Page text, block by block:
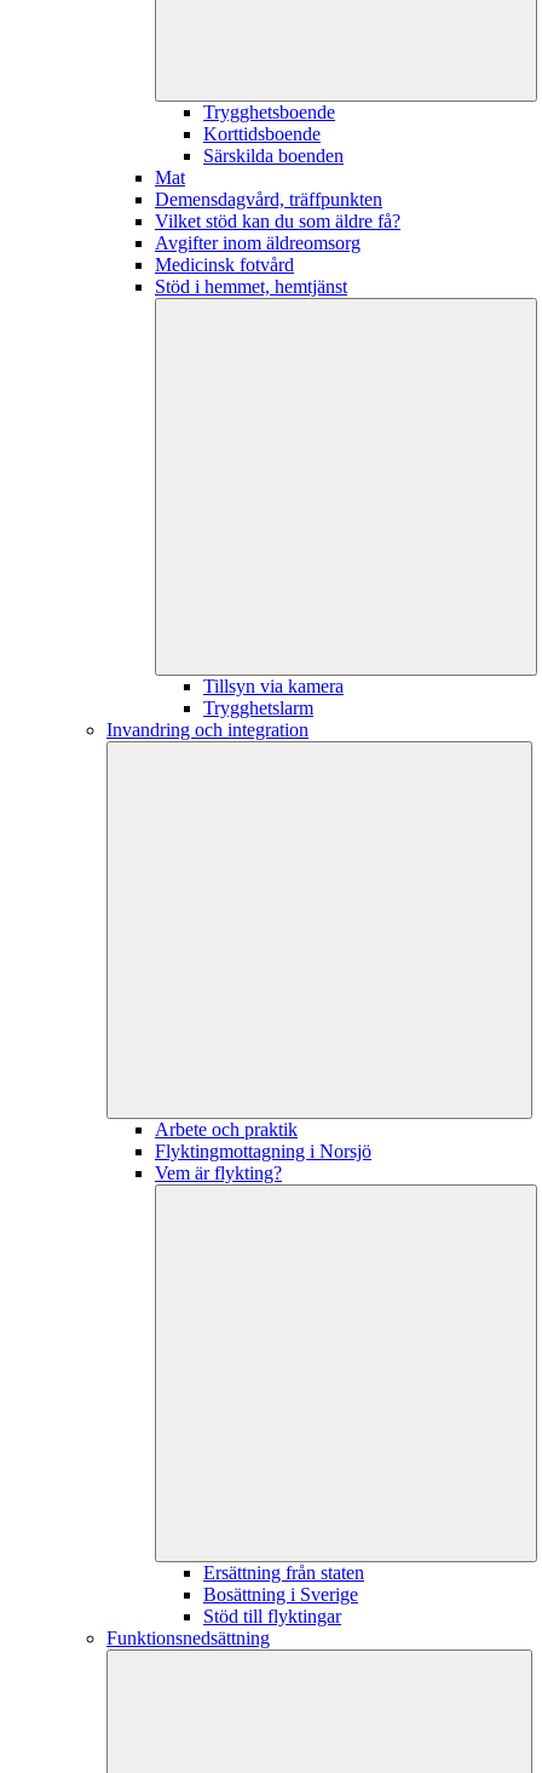
Trygghetsboende
Korttidsboende
Särskilda boenden
Mat
Demensdagvård, träffpunkten
Vilket stöd kan du som äldre få?
Avgifter inom äldreomsorg
Medicinsk fotvård
Stöd i hemmet, hemtjänst
Tillsyn via kamera
Trygghetslarm
Invandring och integration
Arbete och praktik
Flyktingmottagning i Norsjö
Vem är flykting?
Ersättning från staten
Bosättning i Sverige
Stöd till flyktingar
Funktionsnedsättning